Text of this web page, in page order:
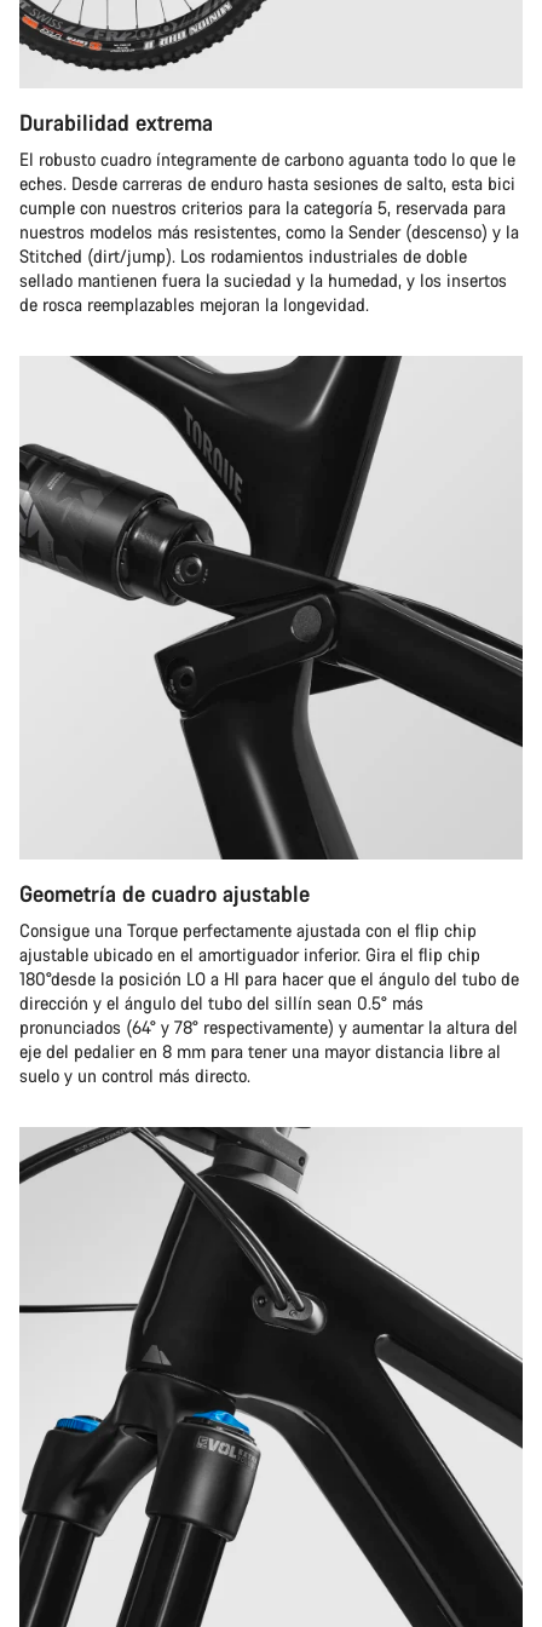
Durabilidad extrema
El robusto cuadro íntegramente de carbono aguanta todo lo que le
eches. Desde carreras de enduro hasta sesiones de salto, esta bici
cumple con nuestros criterios para la categoría 5, reservada para
nuestros modelos más resistentes, como la Sender (descenso) y la
Stitched (dirt/jump). Los rodamientos industriales de doble
sellado mantienen fuera la suciedad y la humedad, y los insertos
de rosca reemplazables mejoran la longevidad.
Geometría de cuadro ajustable
Consigue una Torque perfectamente ajustada con el flip chip
ajustable ubicado en el amortiguador inferior. Gira el flip chip
180°desde la posición LO a HI para hacer que el ángulo del tubo de
dirección y el ángulo del tubo del sillín sean 0.5° más
pronunciados (64° y 78° respectivamente) y aumentar la altura del
eje del pedalier en 8 mm para tener una mayor distancia libre al
suelo y un control más directo.